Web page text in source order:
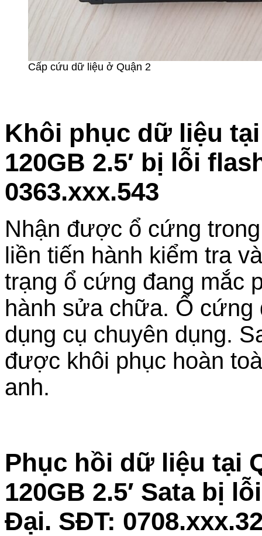
Cấp cứu dữ liệu ở Quận 2
Khôi phục dữ liệu
120GB 2.5′ bị lỗi
0363.xxx.543
Nhận được ổ cứng
liền tiến hành kiểm tra
trạng ổ cứng đang mắc
hành sửa chữa. Ổ
dụng cụ chuyên dụng.
được khôi phục hoàn
anh.
Phục hồi dữ liệu tại
120GB 2.5′ Sata bị
Đại. SĐT: